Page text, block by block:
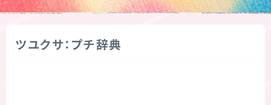
秘密部屋
ツユクサ：プチ辞典